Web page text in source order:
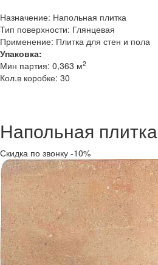
Назначение: Напольная плитка
Тип поверхности: Глянцевая
Применение: Плитка для стен и пола
Упаковка:
Мин партия: 0,363 м2
Кол.в коробке: 30
Напольная плитка
Скидка по звонку -10%